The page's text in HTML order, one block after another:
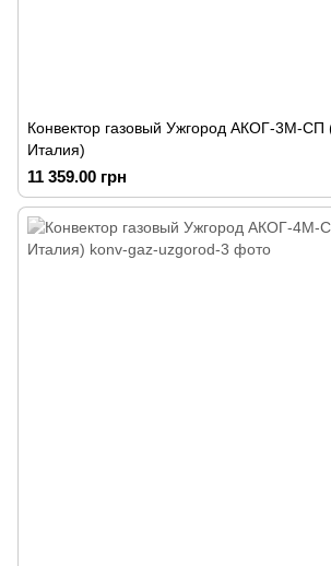
Конвектор газовый Ужгород АКОГ-3М-СП
Италия)
11 359.00 грн